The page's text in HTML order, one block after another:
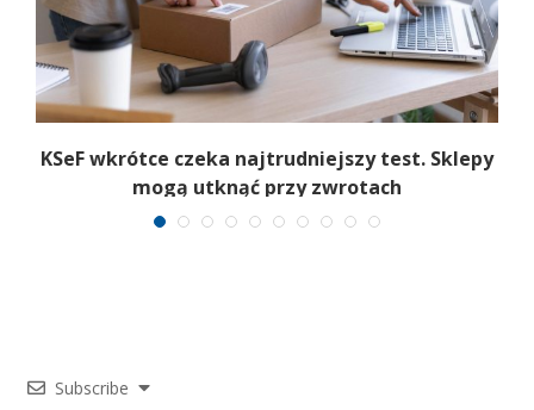
KSeF wkrótce czeka najtrudniejszy test. Sklepy
mogą utknąć przy zwrotach
Subscribe